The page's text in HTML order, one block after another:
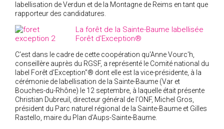
labellisation de Verdun et de la Montagne de Reims en tant que
rapporteur des candidatures.
La forêt de la Sainte-Baume labellisée
Forêt d'Exception®
C'est dans le cadre de cette coopération qu'Anne Vourc'h,
conseillère auprès du RGSF, a représenté le Comité national du
label Forêt d'Exception"® dont elle est la vice-présidente, à la
cérémonie de labellisation de la Sainte-Baume (Var et
Bouches-du-Rhône) le 12 septembre, à laquelle était présente
Christian Dubreuil, directeur général de l'ONF, Michel Gros,
président du Parc naturel régional de la Sainte-Baume et Gilles
Rastello, maire du Plan d'Aups-Sainte-Baume.